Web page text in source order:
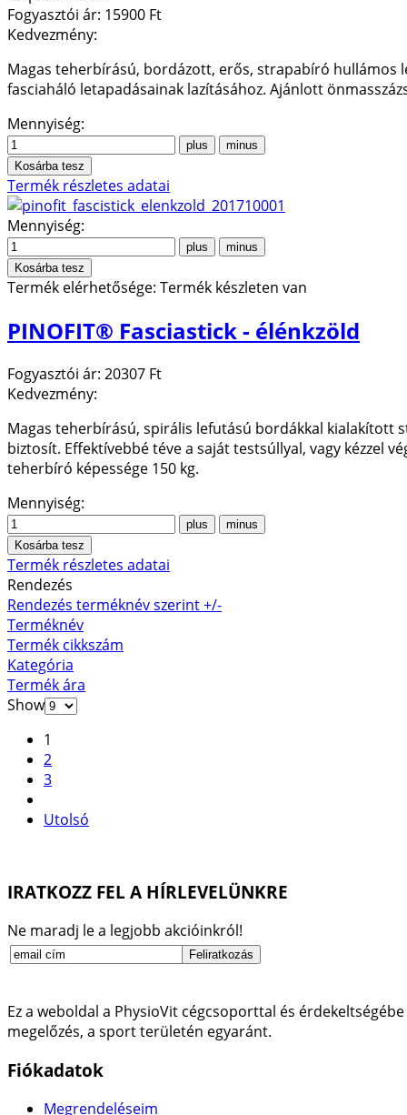
Fogyasztói ár: 15900 Ft
Kedvezmény:
Magas teherbírású, bordázott, erős, strapabíró hullámos
fasciaháló letapadásainak lazításához. Ajánlott
Mennyiség:
Termék részletes adatai
Mennyiség:
Termék elérhetősége: Termék készleten van
PINOFIT® Fasciastick - élénkzöld
Fogyasztói ár: 20307 Ft
Kedvezmény:
Magas teherbírású, spirális lefutású bordákkal kialakított
biztosít. Effektívebbé téve a saját testsúllyal, vagy kézzel
teherbíró képessége 150 kg.
Mennyiség:
Termék részletes adatai
Rendezés
Rendezés terméknév szerint +/-
Terméknév
Termék cikkszám
Kategória
Termék ára
Show
1
2
3
Utolsó
IRATKOZZ FEL A HÍRLEVELÜNKRE
Ne maradj le a legjobb akcióinkról!
Ez a weboldal a PhysioVit cégcsoporttal és
megelőzés, a sport területén egyaránt.
Fiókadatok
Megrendeléseim